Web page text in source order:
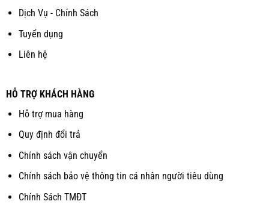
Dịch Vụ - Chính Sách
Tuyển dụng
Liên hệ
HỖ TRỢ KHÁCH HÀNG
Hỗ trợ mua hàng
Quy định đổi trả
Chính sách vận chuyển
Chính sách bảo vệ thông tin cá nhân người tiêu dùng
Chính Sách TMĐT